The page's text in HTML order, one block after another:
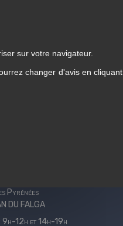
Pyrénées
DU FALGA
9h-12h et 14h-19h
sur votre navigateur.
changer d'avis en cliquant